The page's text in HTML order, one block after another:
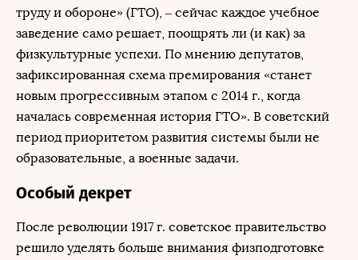
труду и обороне» (ГТО), – сейчас каждое учебное
заведение само решает, поощрять ли (и как) за
физкультурные успехи. По мнению депутатов,
зафиксированная схема премирования «станет
новым прогрессивным этапом c 2014 г., когда
началась современная история ГТО». В советский
период приоритетом развития системы были не
образовательные, а военные задачи.
Особый декрет
После революции 1917 г. советское правительство
решило уделять больше внимания физподготовке